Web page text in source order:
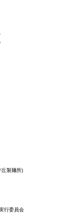
丘製麺所)
行委員会